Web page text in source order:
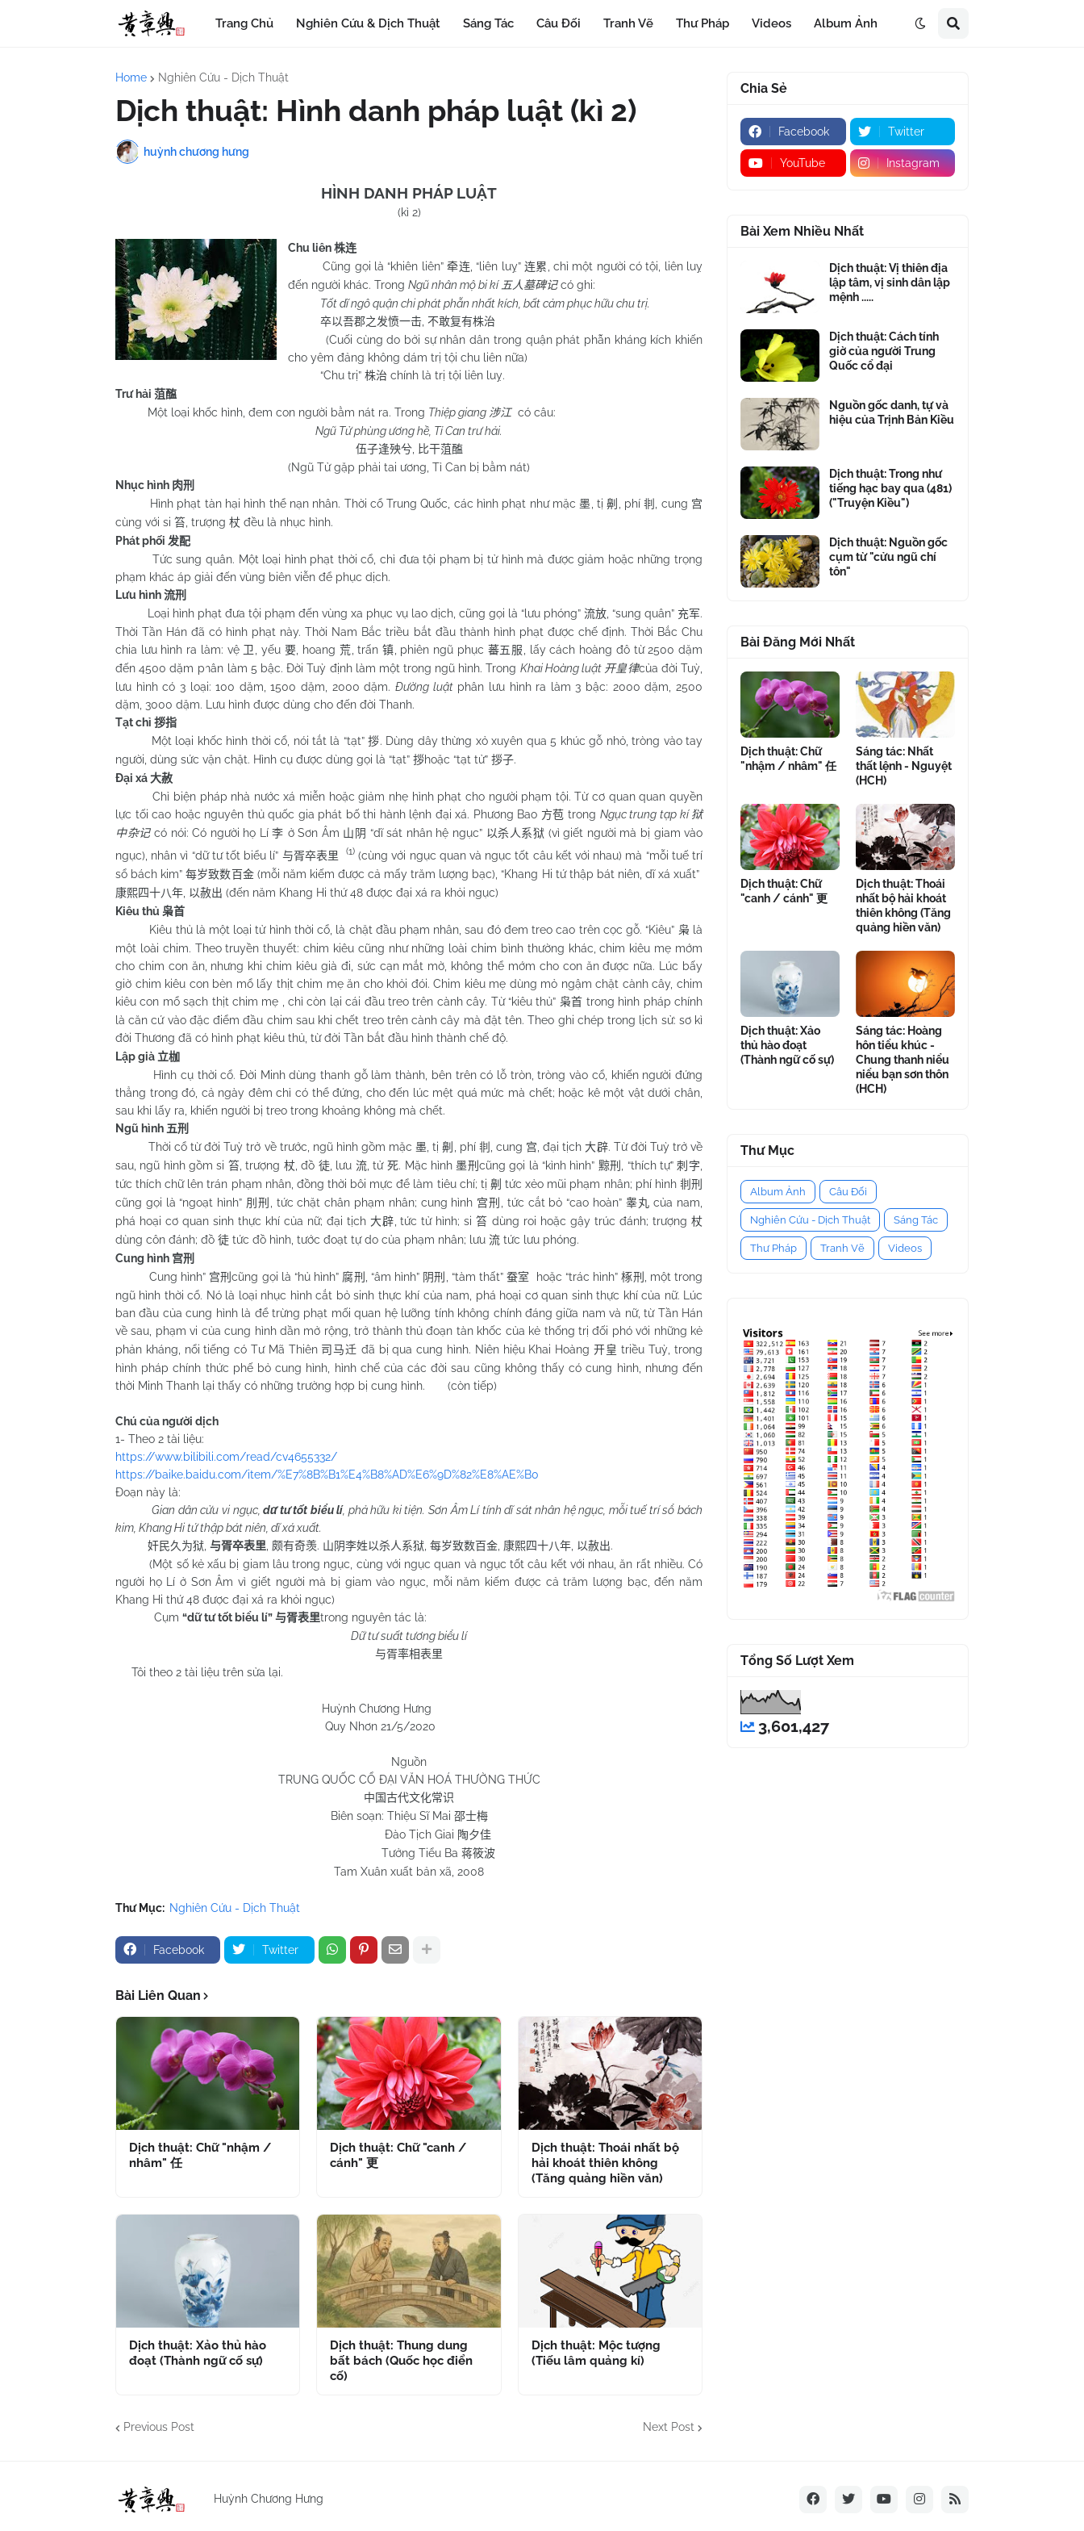
Trang Chủ Nghiên Cứu & Dịch Thuật Sáng Tác Câu Đối Tranh Vẽ Thư Pháp Videos Album Ảnh
Home Nghiên Cứu - Dịch Thuật
Dịch thuật: Hình danh pháp luật (kì 2)
huỳnh chương hưng
HÌNH DANH PHÁP LUẬT
(kì 2)
Chu liên 株连
Cũng gọi là “khiên liên”牵连, “liên luỵ” 连累 , chỉ một người có tội, liên luỵ
đến người khác. Trong Ngũ nhân mộ bi kí 五人墓碑记 có ghi:
Tốt dĩ ngô quận chi phát phẫn nhất kích, bất cảm phục hữu chu trị.
卒以吾郡之发愤一击 不敢复有株治
(Cuối cùng do bởi sự nhân dân trong quận phát phẫn kháng kích khiến
cho yêm đảng không dám trị tội chu liên nữa)
“Chu trị” 株治 chính là trị tội liên luỵ.
Trư hải 菹醢
Một loại khốc hình, đem con người bằm nát ra. Trong Thiệp giang 涉江 có câu:
Ngũ Tử phùng ương hề, Tỉ Can trư hải.
伍子逢殃兮, 比干菹醢
(Ngũ Tử gặp phải tai ương, Tỉ Can bị bằm nát)
Nhục hình 肉刑
Hình phạt tàn hại hình thể nạn nhân. Thời cổ Trung Quốc, các hình phạt như mặc墨 , tị劓 , phí剕 , cung 宫
cùng với si 笞 , trượng 杖 đều là nhục hình.
Phát phối 发配
Tức sung quân. Một loại hình phạt thời cổ, chỉ đưa tội phạm bị tử hình mà được giảm hoặc những trọng
phạm khác áp giải đến vùng biên viễn để phục dịch.
Lưu hình 流刑
Loại hình phạt đưa tội phạm đến vùng xa phục vụ lao dịch, cũng gọi là “lưu phóng” 流放 , “sung quân” 充军.
Thời Tần Hán đã có hình phạt này. Thời Nam Bắc triều bắt đầu thành hình phạt được chế định. Thời Bắc Chu
chia lưu hình ra làm: vệ
卫 , yếu 要 , hoang 荒 , trấn镇 , phiên ngũ phục 蕃五服
, lấy cách hoàng đô từ 2500 dặm
đến 4500 dặm phân làm 5 bậc. Đời Tuỳ định làm một trong ngũ hình. Trong Khai Hoàng luật 开皇律của đời Tuỳ,
lưu hình có 3 loại: 100 dặm, 1500 dặm, 2000 dặm. Đường luậtphân lưu hình ra làm 3 bậc: 2000 dặm, 2500
dặm, 3000 dặm. Lưu hình được dùng cho đến đời Thanh.
Tạt chỉ 拶指
Một loại khốc hình thời cổ, nói tắt là “tạt”拶. Dùng dây thừng xỏ xuyên qua 5 khúc gỗ nhỏ, tròng vào tay
người, dùng sức vặn chặt. Hình cụ được dùng gọi là “tạt” 拶hoặc “tạt tử” 拶子.
Đại xá 大赦
Chỉ biện pháp nhà nước xá miễn hoặc giảm nhẹ hình phạt cho người phạm tội. Từ cơ quan quan quyền
lực tối cao hoặc nguyên thủ quốc gia phát bố thi hành lệnh đại xá. Phương Bao 方苞 trong Ngục trung tạp kí 狱
中杂记 có nói: Có người họ Lí李 ở Sơn Âm 山阴 “dĩ sát nhân hệ ngục” 以杀人系狱 (vì giết người mà bị giam vào
ngục), nhân vì “dữ tư tốt biểu lí” 与胥卒表里 (1) (cùng với ngục quan và ngục tốt câu kết với nhau) mà “mỗi tuế trí
sổ bách kim”每岁致数百金 (mỗi năm kiếm được cả mấy trăm lượng bạc), “Khang Hi tứ thập bát niên, dĩ xá xuất”
康熙四十八年 以赦出 (đến năm Khang Hi thứ 48 được đại xá ra khỏi ngục)
Kiêu thủ 枭首
Kiêu thủ là một loại tử hình thời cổ, là chặt đầu phạm nhân, sau đó đem treo cao trên cọc gỗ. “Kiêu” 枭 là
một loài chim. Theo truyền thuyết: chim kiêu cũng như những loài chim bình thường khác, chim kiêu mẹ mớm
cho chim con ăn, nhưng khi chim kiêu già đi, sức cạn mắt mờ, không thể mớm cho con ăn được nữa. Lúc bấy
giờ chim kiêu con bèn mổ lấy thịt chim mẹ ăn cho khỏi đói. Chim kiêu mẹ dùng mỏ ngậm chặt cành cây, chim
kiêu con mổ sạch thịt chim mẹ , chỉ còn lại cái đầu treo trên cành cây. Từ “kiêu thủ” 枭首 trong hình pháp chính
là căn cứ vào đặc điểm đầu chim sau khi chết treo trên cành cây mà đặt tên. Theo ghi chép trong lịch sử: sơ kì
đời Thương đã có hình phạt kiêu thủ, từ đời Tần bắt đầu hình thành chế độ.
Lập già 立枷
Hình cụ thời cổ. Đời Minh dùng thanh gỗ làm thành, bên trên có lỗ tròn, tròng vào cổ, khiến người đứng
thẳng trong đó, cả ngày đêm chỉ có thể đứng, cho đến lúc mệt quá mức mà chết; hoặc kê một vật dưới chân,
sau khi lấy ra, khiến người bị treo trong khoảng không mà chết.
Ngũ hình 五刑
Thời cổ từ đời Tuỳ trở về trước, ngũ hình gồm mặc墨 , tị劓 , phí 剕 , cung 宫 , đại tịch大辟. Từ đời Tuỳ trở về
sau, ngũ hình gồm si 笞 , trượng 杖 , đồ 徒 , lưu 流 , tử 死. Mặc hình墨刑 cũng gọi là “kình hình” 黥刑 , “thích tự”刺字
tức thích chữ lên trán phạm nhân, đồng thời bôi mực để làm tiêu chí; tị 劓 tức xẻo mũi phạm nhân; phí hình 剕刑
cũng gọi là “ngoạt hình” 刖刑 , tức chặt chân phạm nhân; cung hình 宫刑 , tức cắt bỏ “cao hoàn” 睾丸 của nam,
phá hoại cơ quan sinh thực khí của nữ; đại tịch 大辟 , tức tử hình; si笞 dùng roi hoặc gậy trúc đánh; trượng杖
dùng côn đánh; đồ 徒 tức đồ hình, tước đoạt tự do của phạm nhân; lưu 流 tức lưu phóng.
Cung hình 宫刑
Cung hình” 宫刑cũng gọi là “hủ hình” 腐刑 , “âm hình” 阴刑 , “tàm thất”蚕室 hoặc “trác hình”椓刑
, một trong
ngũ hình thời cổ. Nó là loại nhục hình cắt bỏ sinh thực khí của nam, phá hoại cơ quan sinh thực khí của nữ. Lúc
ban đầu của cung hình là để trừng phạt mối quan hệ lưỡng tính không chính đáng giữa nam và nữ, từ Tần Hán
về sau, phạm vi của cung hình dần mở rộng, trở thành thủ đoạn tàn khốc của kẻ thống trị đối phó với những kẻ
phản kháng, nổi tiếng có Tư Mã Thiên 司马迁 đã bị qua cung hình. Niên hiệu Khai Hoàng 开皇 triều Tuỳ, trong
hình pháp chính thức phế bỏ cung hình, hình chế của các đời sau cũng không thấy có cung hình, nhưng đến
thời Minh Thanh lại thấy có những trường hợp bị cung hình. (còn tiếp)
Chú của người dịch
1- Theo 2 tài liệu:
https://www.bilibili.com/read/cv4655332/
https://baike.baidu.com/item/%E7%8B%B1%E4%B8%AD%E6%9D%82%E8%AE%B0
Đoạn này là:
Gian dân cửu vi ngục,dữ tư tốt biểu lí, phả hữu ki tiện. Sơn Âm Lí tính dĩ sát nhân hệ ngục, mỗi tuế trí sổ bách
kim, Khang Hi tứ thập bát niên, dĩ xá xuất.
奸民久为狱 与胥卒表里 颇有奇羡. 山阴李姓以杀人系狱 每岁致数百金 康熙四十八年 以赦出.
(Một số kẻ xấu bị giam lâu trong ngục, cùng với ngục quan và ngục tốt câu kết với nhau, ăn rất nhiều. Có
người họ Lí ở Sơn Âm vì giết người mà bị giam vào ngục, mỗi năm kiếm được cả trăm lượng bạc, đến năm
Khang Hi thứ 48 được đại xá ra khỏi ngục)
Cụm “dữ tư tốt biểu lí” 与胥表里trong nguyên tác là:
Dữ tư suất tương biểu lí
与胥率相表里
Tôi theo 2 tài liệu trên sửa lại.
Huỳnh Chương Hưng
Quy Nhơn 21/5/2020
Nguồn
TRUNG QUỐC CỔ ĐẠI VĂN HOÁ THƯỜNG THỨC
中国古代文化常识
Biên soạn: Thiệu Sĩ Mai 邵士梅
Đào Tịch Giai 陶夕佳
Tưởng Tiểu Ba 蒋筱波
Tam Xuân xuất bản xã, 2008
Thư Mục: Nghiên Cứu - Dịch Thuật
Facebook Twitter
Bài Liên Quan
Dịch thuật: Chữ "nhậm /
nhâm" 任
Dịch thuật: Chữ "canh /
cánh" 更
Dịch thuật: Thoái nhất bộ
hải khoát thiên không
(Tăng quảng hiền văn)
Dịch thuật: Xảo thủ hào
đoạt (Thành ngữ cố sự)
Dịch thuật: Thung dung
bất bách (Quốc học điển
cố)
Dịch thuật: Mộc tượng
(Tiếu lâm quảng kí)
Previous Post Next Post
Chia Sẻ
Facebook Twitter
YouTube Instagram
Bài Xem Nhiều Nhất
Dịch thuật: Vị thiên địa
lập tâm, vị sinh dân lập
mệnh .....
Dịch thuật: Cách tính
giờ của người Trung
Quốc cổ đại
Nguồn gốc danh, tự và
hiệu của Trịnh Bản Kiều
Dịch thuật: Trong như
tiếng hạc bay qua (481)
("Truyện Kiều")
Dịch thuật: Nguồn gốc
cụm từ "cửu ngũ chí
tôn"
Bài Đăng Mới Nhất
Dịch thuật: Chữ
"nhậm / nhâm" 任
Sáng tác: Nhất
thất lệnh - Nguyệt
(HCH)
Dịch thuật: Chữ
"canh / cánh" 更
Dịch thuật: Thoái
nhất bộ hải khoát
thiên không (Tăng
quảng hiền văn)
Dịch thuật: Xảo
thủ hào đoạt
(Thành ngữ cố sự)
Sáng tác: Hoàng
hôn tiểu khúc -
Chung thanh niểu
niểu bạn sơn thôn
(HCH)
Thư Mục
Album Ảnh Câu Đối
Nghiên Cứu - Dịch Thuật Sáng Tác
Thư Pháp Tranh Vẽ Videos
Tổng Số Lượt Xem
3,601,427
Huỳnh Chương Hưng